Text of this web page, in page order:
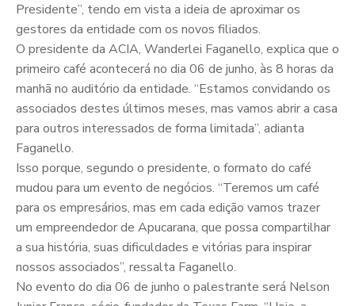
Presidente”, tendo em vista a ideia de aproximar os
gestores da entidade com os novos filiados.
O presidente da ACIA, Wanderlei Faganello, explica que o
primeiro café acontecerá no dia 06 de junho, às 8 horas da
manhã no auditório da entidade. “Estamos convidando os
associados destes últimos meses, mas vamos abrir a casa
para outros interessados de forma limitada”, adianta
Faganello.
Isso porque, segundo o presidente, o formato do café
mudou para um evento de negócios. “Teremos um café
para os empresários, mas em cada edição vamos trazer
um empreendedor de Apucarana, que possa compartilhar
a sua história, suas dificuldades e vitórias para inspirar
nossos associados”, ressalta Faganello.
No evento do dia 06 de junho o palestrante será Nelson